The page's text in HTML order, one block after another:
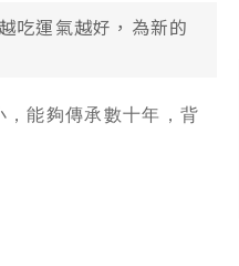
吃運氣越好，為新的
能夠傳承數十年，背